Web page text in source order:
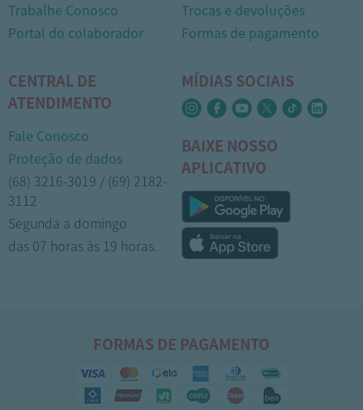
Trabalhe Conosco
Portal do colaborador
Trocas e devoluções
Formas de pagamento
CENTRAL DE
ATENDIMENTO
Fale Conosco
Proteção de dados
(68) 3216-3019 / (69) 2182-
3112
Segunda a domingo
das 07 horas às 19 horas.
MÍDIAS SOCIAIS
BAIXE NOSSO
APLICATIVO
FORMAS DE PAGAMENTO